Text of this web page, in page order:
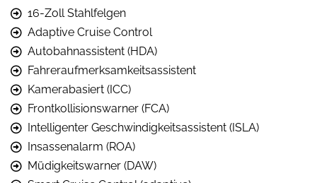
16-Zoll Stahlfelgen
Adaptive Cruise Control
Autobahnassistent (HDA)
Fahreraufmerksamkeitsassistent
Kamerabasiert (ICC)
Frontkollisionswarner (FCA)
Intelligenter Geschwindigkeitsassistent (ISLA)
Insassenalarm (ROA)
Müdigkeitswarner (DAW)